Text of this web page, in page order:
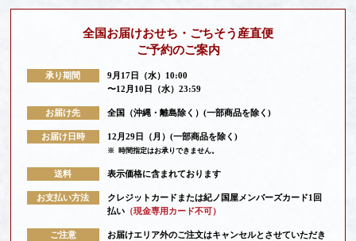
全国お届けおせち・ごちそう産直便
ご予約のご案内
承り期間
9月17日（水）10:00
〜12月10日（水）23:59
お届け先 全国（沖縄・離島除く）(一部商品を除く)
お届け日時 12月29日（月）(一部商品を除く)
※ 時間指定はお承りできません。
送料 表示価格に含まれております
お支払い方法
クレジットカードまたは紀ノ国屋メンバーズカード1回
払い（現金専用カード不可）
ご注意
お届けエリア外のご注文はキャンセルとさせていただき